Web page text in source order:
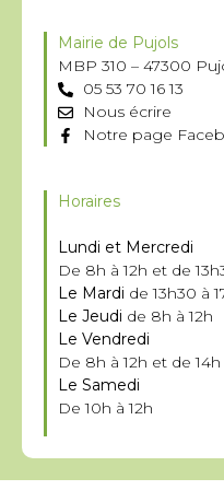
Mairie de Pujols
MBP 310 – 47300
05 53 70 16 13
Nous écrire
Notre page
Horaires
Lundi et Mercredi
De 8h à 12h et de
Le Mardi de 13h30 à
Le Jeudi de 8h à 12h
Le Vendredi
De 8h à 12h et de 14h
Le Samedi
De 10h à 12h